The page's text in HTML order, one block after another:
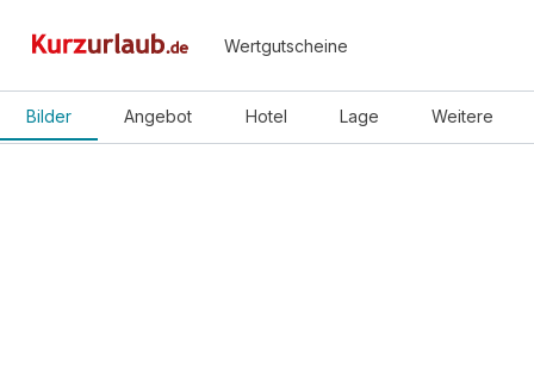
Wertgutscheine
Bilder Angebot Hotel Lage Weitere